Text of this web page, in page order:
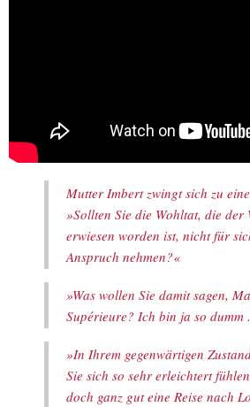
Mutter Imbert zwingt sich zu
»Sollten Sie die Wohltat, die der
erwiesen worden ist, nicht für
Anspruch nehmen?«
»Was wollen Sie damit sagen,
Supérieure? Ich bin ja so dumm
»In Ihrem gegenwärtigen
Sie sich so sehr erleichtert
doch ganz gut eine Reise nach